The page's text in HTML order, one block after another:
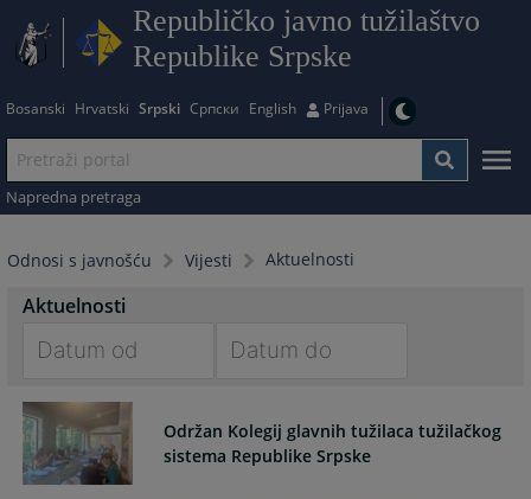
Republičko javno tužilaštvo
Republike Srpske
Bosanski Hrvatski Srpski Српски English Prijava
Napredna pretraga
Odnosi s javnošću Vijesti Aktuelnosti
Aktuelnosti
forward
to
interact
to
interact
Održan Kolegij glavnih tužilaca tužilačkog
sistema Republike Srpske